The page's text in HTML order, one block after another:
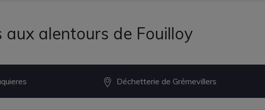
aux alentours de Fouilloy
Déchetterie de Grémevillers